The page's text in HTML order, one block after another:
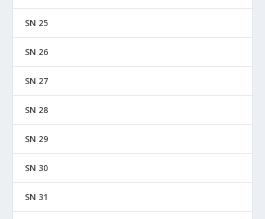
SN 25
SN 26
SN 27
SN 28
SN 29
SN 30
SN 31